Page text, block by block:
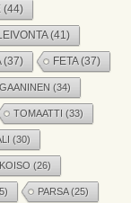
(44)
LEIVONTA(41)
(37) FETA(37)
(34)
TOMAATTI (33)
(30)
(26)
PARSA(25)